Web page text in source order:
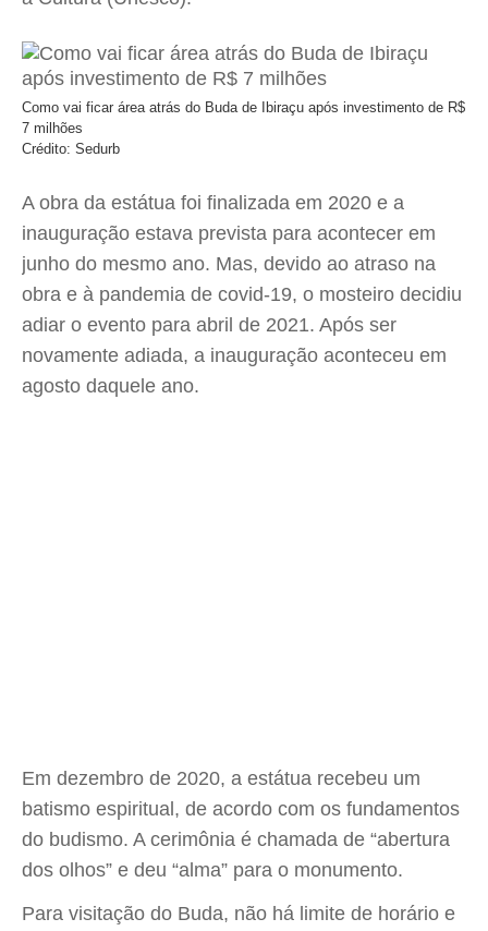
Como vai ficar área atrás do Buda de Ibiraçu após investimento de R$
7 milhões
Crédito: Sedurb
A obra da estátua foi finalizada em 2020 e a
inauguração estava prevista para acontecer em
junho do mesmo ano. Mas, devido ao atraso na
obra e à pandemia de covid-19, o mosteiro decidiu
adiar o evento para abril de 2021. Após ser
novamente adiada, a inauguração aconteceu em
agosto daquele ano.
Em dezembro de 2020, a estátua recebeu um
batismo espiritual, de acordo com os fundamentos
do budismo. A cerimônia é chamada de “abertura
dos olhos” e deu “alma” para o monumento.
Para visitação do Buda, não há limite de horário e